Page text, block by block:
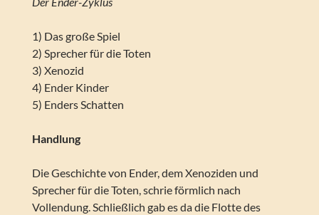
1) Das große Spiel
2) Sprecher für die Toten
3) Xenozid
4) Ender Kinder
5) Enders Schatten
Handlung
Die Geschichte von Ender, dem Xenoziden und
Sprecher für die Toten, schrie förmlich nach
Vollendung. Schließlich gab es da die Flotte des